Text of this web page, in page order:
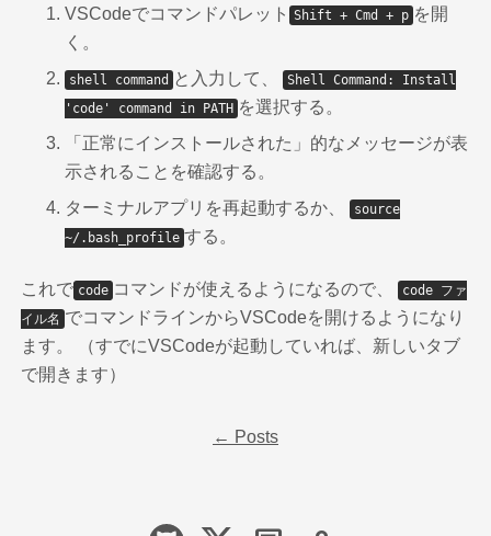
VSCodeでコマンドパレット Shift + Cmd + p を開
く。
shell command と入力して、 Shell Command: Install
'code' command in PATH を選択する。
「正常にインストールされた」的なメッセージが表
示されることを確認する。
ターミナルアプリを再起動するか、 source
~/.bash_profile する。
これで code コマンドが使えるようになるので、 code ファ
イル名 でコマンドラインからVSCodeを開けるようになり
ます。 （すでにVSCodeが起動していれば、新しいタブ
で開きます）
← Posts